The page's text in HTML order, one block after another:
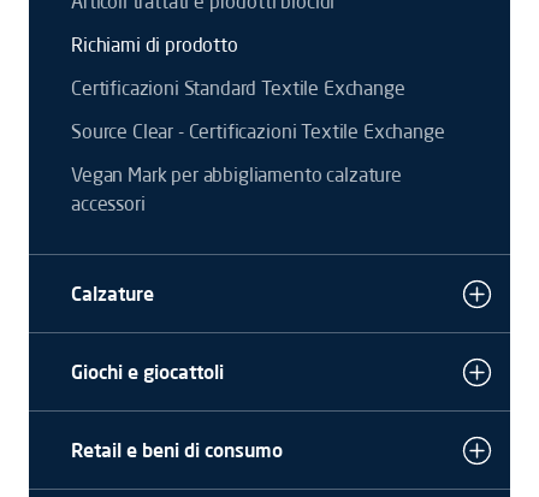
Richiami di prodotto
Certificazioni Standard Textile Exchange
Source Clear - Certificazioni Textile Exchange
Vegan Mark per abbigliamento calzature
accessori
Calzature
Giochi e giocattoli
Retail e beni di consumo